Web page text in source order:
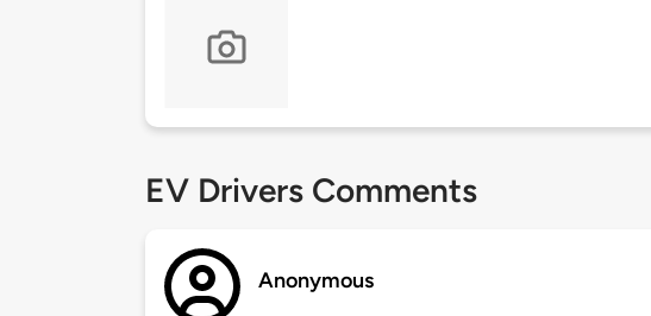
EV Drivers Comments
Anonymous